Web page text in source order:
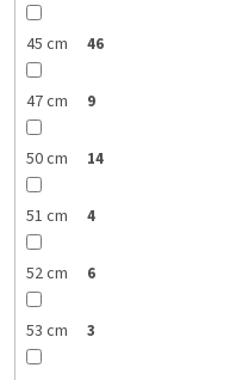
45 cm 46
47 cm 9
50 cm 14
51 cm 4
52 cm 6
53 cm 3